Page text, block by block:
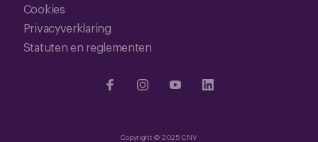
Cookies
Privacyverklaring
Statuten en reglementen
Copyright © 2025 CNV